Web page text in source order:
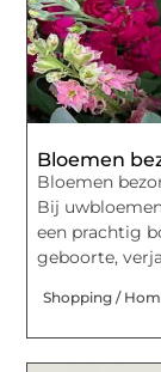
Bloemen
Bloemen
Bij
een prachtig
geboorte,
Shopping /